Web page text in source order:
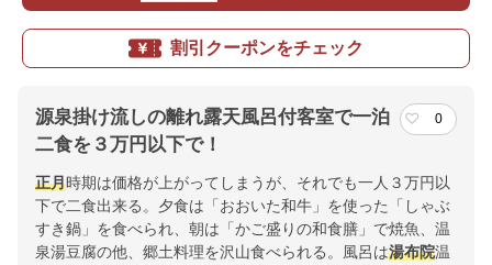
割引クーポンをチェック
源泉掛け流しの離れ露天風呂付客室で一泊
二食を３万円以下で！
0
正月時期は価格が上がってしまうが、それでも一人３万円以
下で二食出来る。夕食は「おおいた和牛」を使った「しゃぶ
すき鍋」を食べられ、朝は「かご盛りの和食膳」で焼魚、温
泉湯豆腐の他、郷土料理を沢山食べられる。風呂は湯布院温